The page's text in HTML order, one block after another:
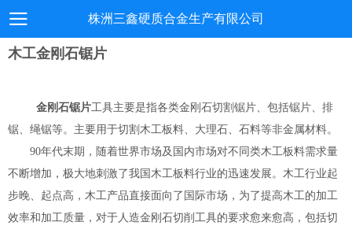
株洲三鑫硬质合金生产有限公司
木工金刚石锯片
金刚石锯片工具主要是指各类金刚石切割锯片、包括锯片、排
锯、绳锯等。主要用于切割木工板料、大理石、石料等非金属材料。
90年代末期，随着世界市场及国内市场对不同类木工板料需求量
不断增加，极大地刺激了我国木工板料行业的迅速发展。木工行业起
步晚、起点高，木工产品直接面向了国际市场，为了提高木工的加工
效率和加工质量，对于人造金刚石切削工具的要求愈来愈高，包括切